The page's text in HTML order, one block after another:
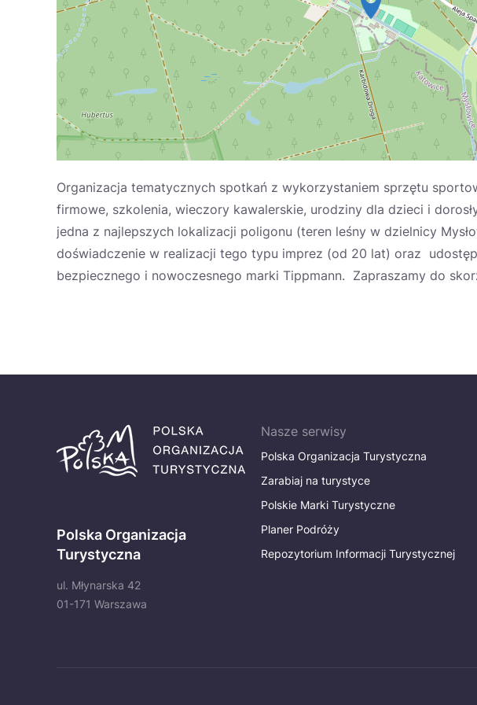
Organizacja tematycznych spotkań z wykorzystaniem sprzętu
firmowe, szkolenia, wieczory kawalerskie, urodziny dla dzieci i
jedna z najlepszych lokalizacji poligonu (teren leśny w dzielnicy
doświadczenie w realizacji tego typu imprez (od 20 lat) oraz
bezpiecznego i nowoczesnego marki Tippmann. Zapraszamy do
Polska Organizacja
Turystyczna
ul. Młynarska 42
01-171 Warszawa
Nasze serwisy
Polska Organizacja Turystyczna
Zarabiaj na turystyce
Polskie Marki Turystyczne
Planer Podróży
Repozytorium Informacji Turystycznej